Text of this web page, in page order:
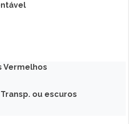
Vermelhos
ou escuros